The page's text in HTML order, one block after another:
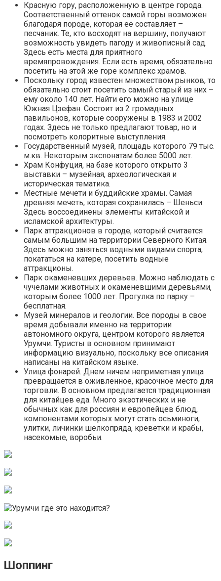
Красную гору, расположенную в центре города.
Соответственный оттенок самой горы возможен
благодаря породе, которая её составляет –
песчаник. Те, кто восходят на вершину, получают
возможность увидеть пагоду и живописный сад.
Здесь есть места для приятного
времяпровождения. Если есть время, обязательно
посетить на этой же горе комплекс храмов.
Поскольку город известен множеством рынков, то
обязательно стоит посетить самый старый из них –
ему около 140 лет. Найти его можно на улице
Южная Цзефан. Состоит из 2 громадных
павильонов, которые сооружены в 1983 и 2002
годах. Здесь не только предлагают товар, но и
посмотреть колоритные выступления.
Государственный музей, площадь которого 79 тыс.
м.кв. Некоторым экспонатам более 5000 лет.
Храм Конфуция, на базе которого открыто 3
выставки – музейная, археологическая и
историческая тематика.
Местные мечети и буддийские храмы. Самая
древняя мечеть, которая сохранилась – Шеньси.
Здесь воссоединены элементы китайской и
исламской архитектуры.
Парк аттракционов в городе, который считается
самым большим на территории Северного Китая.
Здесь можно заняться водными видами спорта,
покататься на катере, посетить водные
аттракционы.
Парк окаменевших деревьев. Можно наблюдать с
чучелами животных и окаменевшими деревьями,
которым более 1000 лет. Прогулка по парку –
бесплатная.
Музей минералов и геологии. Все породы в свое
время добывали именно на территории
автономного округа, центром которого является
Урумчи. Туристы в основном принимают
информацию визуально, поскольку все описания
написаны на китайском языке.
Улица фонарей. Днем ничем неприметная улица
превращается в оживленное, красочное место для
торговли. В основном предлагается традиционная
для китайцев еда. Много экзотических и не
обычных как для россиян и европейцев блюд,
компонентами которых могут стать осьминоги,
улитки, личинки шелкопряда, креветки и крабы,
насекомые, воробьи.
Шоппинг